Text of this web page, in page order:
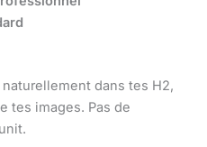
dans tes H2,
tes images. Pas de